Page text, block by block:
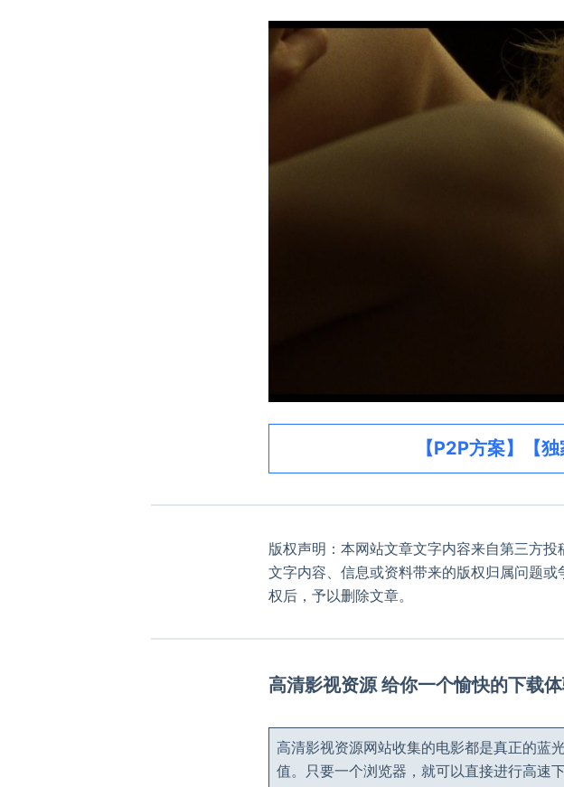
【P2P方案】【
版权声明：本网站文章文字内容来自第三方
文字内容、信息或资料带来的版权归属问题
权后，予以删除文章。
高清影视资源 给你一个愉快的下载
高清影视资源网站收集的电影都是真正的蓝
值。只要一个浏览器，就可以直接进行高速